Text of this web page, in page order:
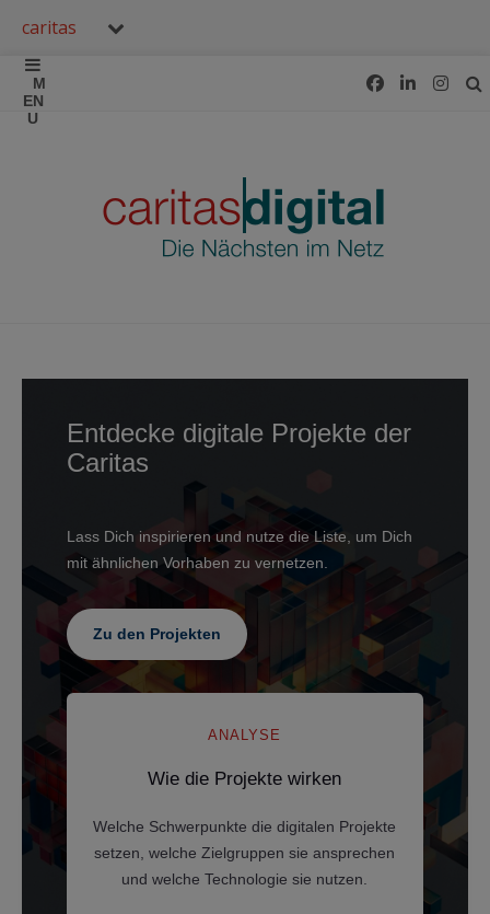
caritas
Entdecke digitale Projekte der
Caritas
Lass Dich inspirieren und nutze die Liste, um Dich
mit ähnlichen Vorhaben zu vernetzen.
Zu den Projekten
ANALYSE
Wie die Projekte wirken
Welche Schwerpunkte die digitalen Projekte
setzen, welche Zielgruppen sie ansprechen
und welche Technologie sie nutzen.